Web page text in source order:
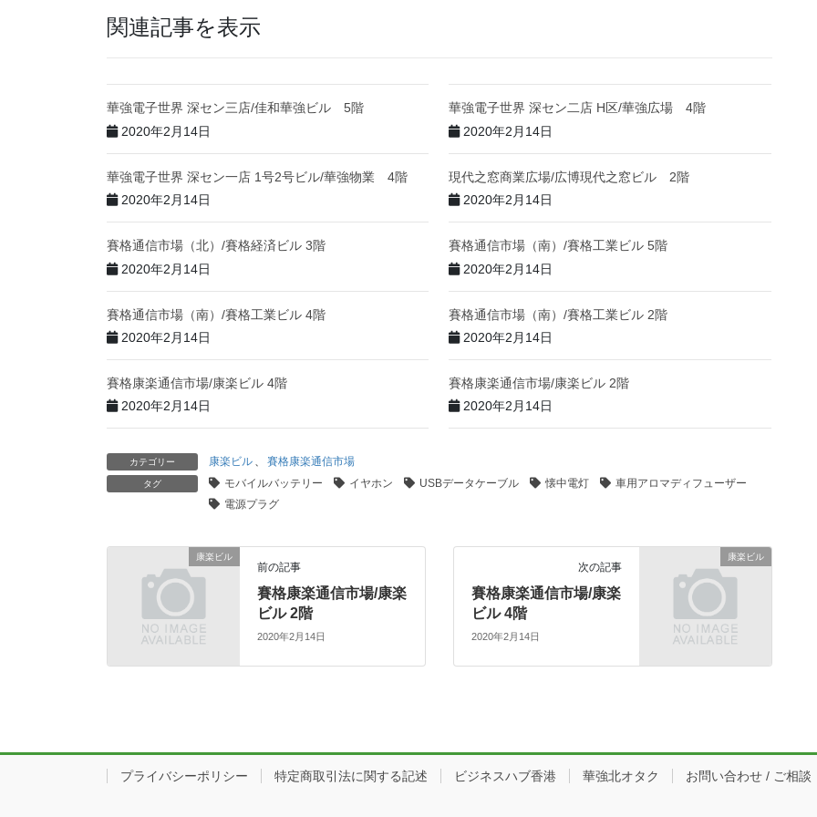
関連記事を表示
華強電子世界 深セン三店/佳和華強ビル 5階
2020年2月14日
華強電子世界 深セン二店 H区/華強広場 4階
2020年2月14日
華強電子世界 深セン一店 1号2号ビル/華強物業 4階
2020年2月14日
現代之窓商業広場/広博現代之窓ビル 2階
2020年2月14日
賽格通信市場（北）/賽格経済ビル 3階
2020年2月14日
賽格通信市場（南）/賽格工業ビル 5階
2020年2月14日
賽格通信市場（南）/賽格工業ビル 4階
2020年2月14日
賽格通信市場（南）/賽格工業ビル 2階
2020年2月14日
賽格康楽通信市場/康楽ビル 4階
2020年2月14日
賽格康楽通信市場/康楽ビル 2階
2020年2月14日
カテゴリー 康楽ビル 、 賽格康楽通信市場
タグ モバイルバッテリー イヤホン USBデータケーブル 懐中電灯
車用アロマディフューザー
電源プラグ
康楽ビル
前の記事
賽格康楽通信市場/康楽
ビル 2階
2020年2月14日
康楽ビル
次の記事
賽格康楽通信市場/康楽
ビル 4階
2020年2月14日
プライバシーポリシー 特定商取引法に関する記述 ビジネスハブ香港 華強北オタク お問い合わせ / ご相談